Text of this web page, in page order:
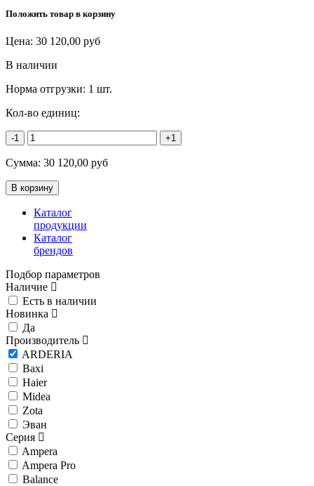
Положить товар в корзину
Цена: 30 120,00 руб
В наличии
Норма отгрузки: 1 шт.
Кол-во единиц:
-1 +1
Сумма: 30 120,00 руб
Каталог
продукции
Каталог
брендов
Подбор параметров
Наличие
Есть в наличии
Новинка
Да
Производитель
ARDERIA
Baxi
Haier
Midea
Zota
Эван
Серия
Ampera
Ampera Pro
Balance